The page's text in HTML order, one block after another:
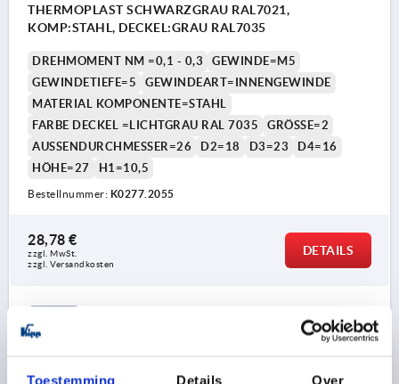
Toestemming Details Over
THERMOPLAST SCHWARZGRAU RAL7021,
KOMP:STAHL, DECKEL:GRAU RAL7035
DREHMOMENT NM =0,1 - 0,3
GEWINDE=M5
GEWINDETIEFE=5
GEWINDEART=INNENGEWINDE
MATERIAL KOMPONENTE=STAHL
FARBE DECKEL =LICHTGRAU RAL 7035
GRÖSSE=2
AUSSENDURCHMESSER=26
D2=18 D3=23
D4=16
HÖHE=27
H1=10,5
Bestellnummer: K0277.2055
28,78 €
zzgl. MwSt.
zzgl. Versandkosten
DETAILS